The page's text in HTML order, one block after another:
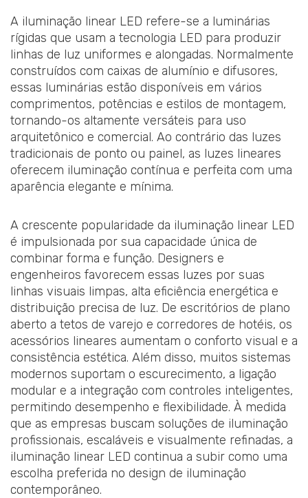
A iluminação linear LED refere-se a luminárias
rígidas que usam a tecnologia LED para produzir
linhas de luz uniformes e alongadas. Normalmente
construídos com caixas de alumínio e difusores,
essas luminárias estão disponíveis em vários
comprimentos, potências e estilos de montagem,
tornando-os altamente versáteis para uso
arquitetônico e comercial. Ao contrário das luzes
tradicionais de ponto ou painel, as luzes lineares
oferecem iluminação contínua e perfeita com uma
aparência elegante e mínima.
A crescente popularidade da iluminação linear LED
é impulsionada por sua capacidade única de
combinar forma e função. Designers e
engenheiros favorecem essas luzes por suas
linhas visuais limpas, alta eficiência energética e
distribuição precisa de luz. De escritórios de plano
aberto a tetos de varejo e corredores de hotéis, os
acessórios lineares aumentam o conforto visual e a
consistência estética. Além disso, muitos sistemas
modernos suportam o escurecimento, a ligação
modular e a integração com controles inteligentes,
permitindo desempenho e flexibilidade. À medida
que as empresas buscam soluções de iluminação
profissionais, escaláveis e visualmente refinadas, a
iluminação linear LED continua a subir como uma
escolha preferida no design de iluminação
contemporâneo.